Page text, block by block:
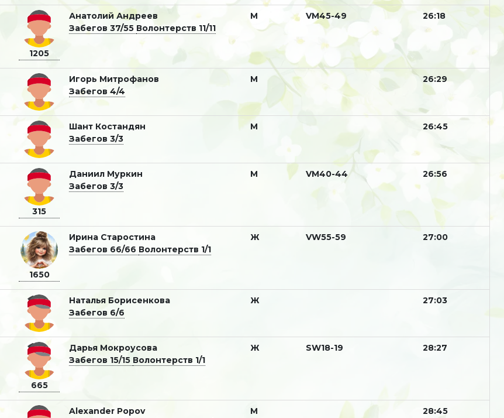
1205
Анатолий Андреев
Забегов 37/55 Волонтерств 11/11
М VM45-49 26:18
Игорь Митрофанов
Забегов 4/4
М 26:29
Шант Костандян
Забегов 3/3
М 26:45
315
Даниил Муркин
Забегов 3/3
М VM40-44 26:56
1650
Ирина Старостина
Забегов 66/66 Волонтерств 1/1
Ж VW55-59 27:00
Наталья Борисенкова
Забегов 6/6
Ж 27:03
665
Дарья Мокроусова
Забегов 15/15 Волонтерств 1/1
Ж SW18-19 28:27
Alexander Popov
М 28:45